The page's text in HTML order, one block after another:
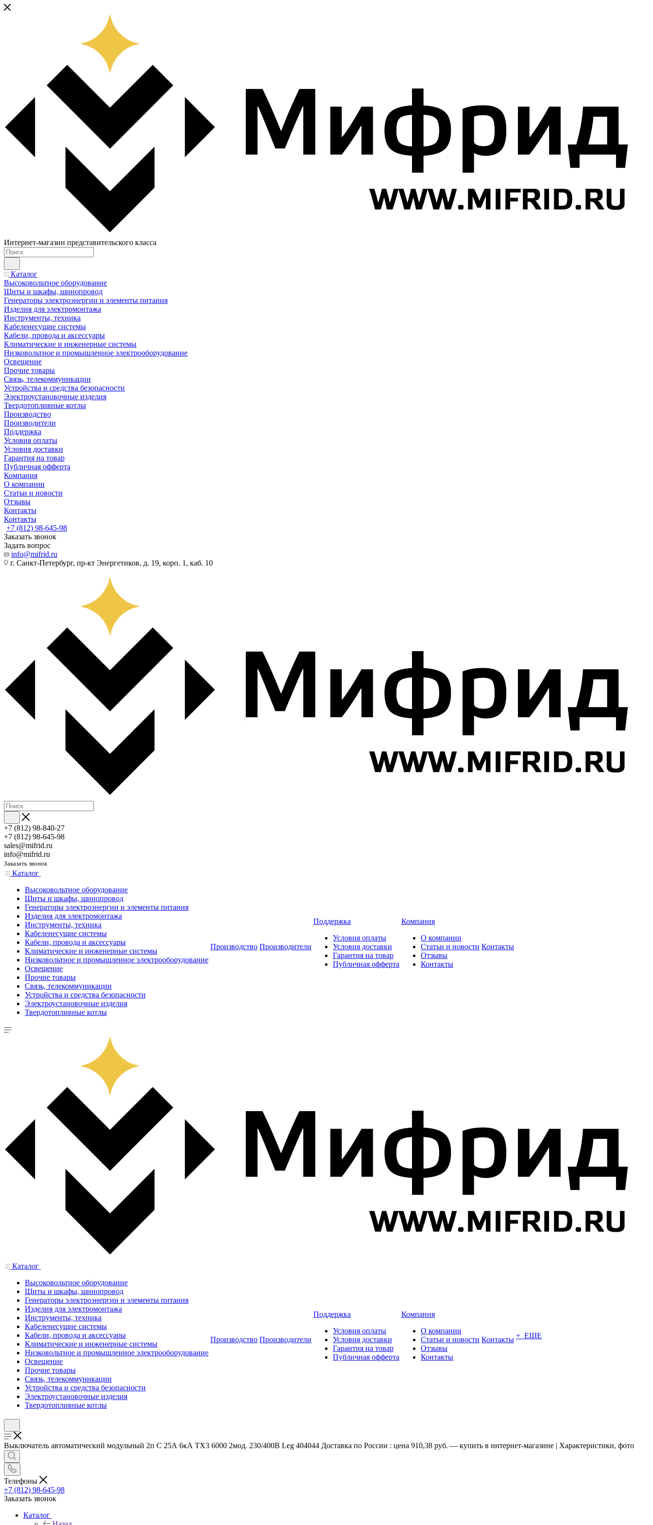
Интернет-магазин представительского класса
Каталог
Высоковольтное оборудование
Щиты и шкафы, шинопровод
Генераторы электроэнергии и элементы питания
Изделия для электромонтажа
Инструменты, техника
Кабеленесущие системы
Кабели, провода и аксессуары
Климатические и инженерные системы
Низковольтное и промышленное электрооборудование
Освещение
Прочие товары
Связь, телекоммуникации
Устройства и средства безопасности
Электроустановочные изделия
Твердотопливные котлы
Производство
Производители
Поддержка
Условия оплаты
Условия доставки
Гарантия на товар
Публичная офферта
Компания
О компании
Статьи и новости
Отзывы
Контакты
Контакты
+7 (812) 98-645-98
Заказать звонок
Задать вопрос
info@mifrid.ru
г. Санкт-Петербург, пр-кт Энергетиков, д. 19, корп. 1, каб. 10
+7 (812) 98-840-27
+7 (812) 98-645-98
sales@mifrid.ru
info@mifrid.ru
Заказать звонок
Каталог
Высоковольтное оборудование
Щиты и шкафы, шинопровод
Генераторы электроэнергии и элементы питания
Изделия для электромонтажа
Инструменты, техника
Кабеленесущие системы
Кабели, провода и аксессуары
Климатические и инженерные системы
Низковольтное и промышленное электрооборудование
Освещение
Прочие товары
Связь, телекоммуникации
Устройства и средства безопасности
Электроустановочные изделия
Твердотопливные котлы
Производство Производители
Поддержка
Условия оплаты
Условия доставки
Гарантия на товар
Публичная офферта
Компания
О компании
Статьи и новости
Отзывы
Контакты
Контакты
Каталог
Высоковольтное оборудование
Щиты и шкафы, шинопровод
Генераторы электроэнергии и элементы питания
Изделия для электромонтажа
Инструменты, техника
Кабеленесущие системы
Кабели, провода и аксессуары
Климатические и инженерные системы
Низковольтное и промышленное электрооборудование
Освещение
Прочие товары
Связь, телекоммуникации
Устройства и средства безопасности
Электроустановочные изделия
Твердотопливные котлы
Производство Производители
Поддержка
Условия оплаты
Условия доставки
Гарантия на товар
Публичная офферта
Компания
О компании
Статьи и новости
Отзывы
Контакты
Контакты + ЕЩЕ
Выключатель автоматический модульный 2п C 25А 6кА TX3 6000 2мод. 230/400В Leg 404044 Доставка по России : цена 910,38 руб. — купить в интернет-магазине | Характеристики, фото
Телефоны
+7 (812) 98-645-98
Заказать звонок
Каталог